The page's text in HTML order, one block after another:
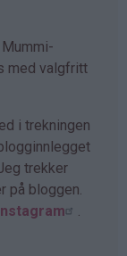
med valgfritt
i trekningen
trekker
på bloggen.
Instagram .